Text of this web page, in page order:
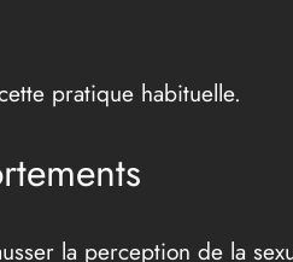
pratique habituelle.
la perception de la